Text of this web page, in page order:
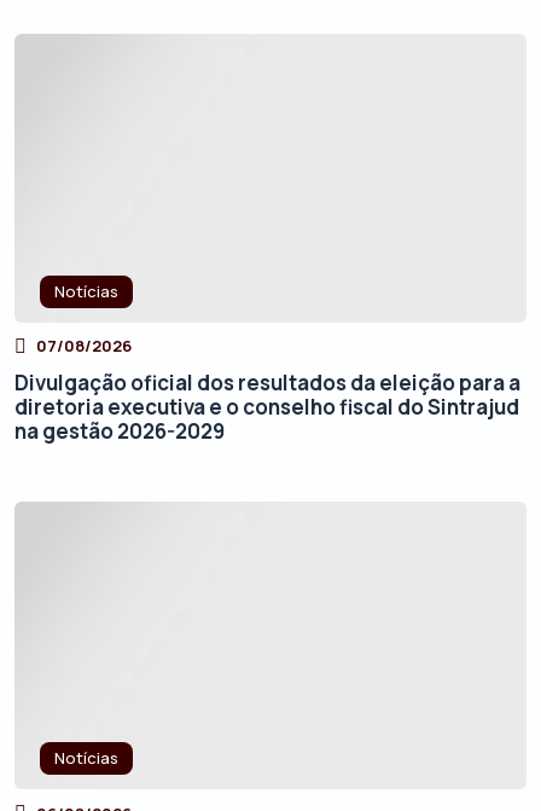
Notícias
07/08/2026
Divulgação oficial dos resultados da eleição para a
diretoria executiva e o conselho fiscal do Sintrajud
na gestão 2026-2029
Notícias